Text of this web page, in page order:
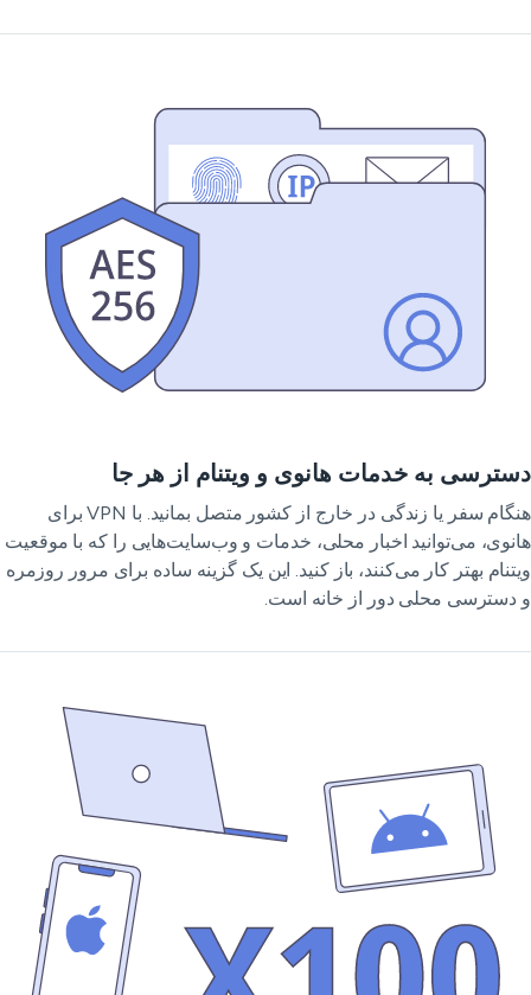
به خدمات هانوی و ویتنام از هر جا
هنگام سفر یا زندگی در خارج از کشور متصل بمانید. با VPN برای
می‌توانید اخبار محلی، خدمات و وب‌سایت‌هایی را که با موقعیت
بهتر کار می‌کنند، باز کنید. این یک گزینه ساده برای مرور روزمره
محلی دور از خانه است.